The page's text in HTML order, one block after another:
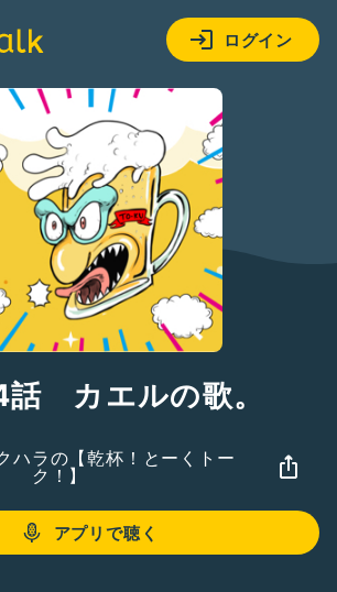
ログイン
カエルの歌。
ハラの【乾杯！とーくトー
ク！】
アプリで聴く